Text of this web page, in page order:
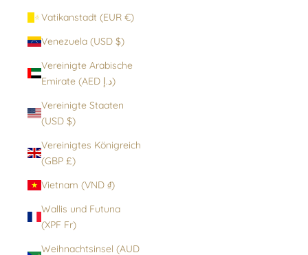
Vatikanstadt (EUR €)
Venezuela (USD $)
Vereinigte Arabische
Emirate (AED د.إ)
Vereinigte Staaten
(USD $)
Vereinigtes Königreich
(GBP £)
Vietnam (VND ₫)
Wallis und Futuna
(XPF Fr)
Weihnachtsinsel (AUD